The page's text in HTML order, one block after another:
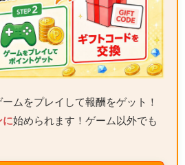
ムをプレイして報酬をゲット！
始められます！ゲーム以外でも